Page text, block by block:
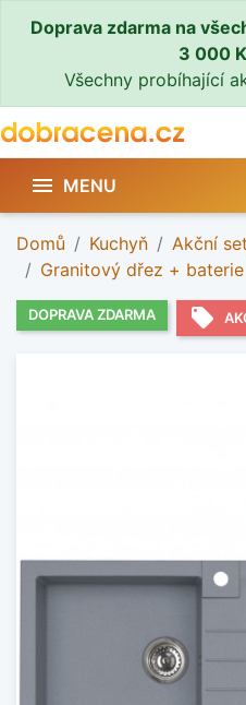
Doprava zdarma na
3 000
Všechny probíhající
 MENU
Domů Kuchyň
Akční
Granitový dřez + baterie
DOPRAVA ZDARMA local_offer